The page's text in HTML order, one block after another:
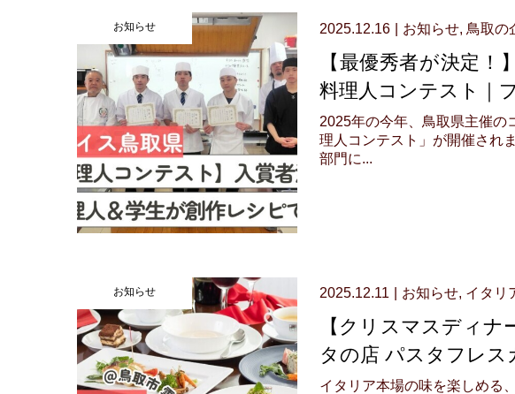
お知らせ 2025.12.16 お知らせ, 鳥取の
【最優秀者が決定
料理人コンテスト｜
2025年の今年、鳥取県主催の
理人コンテスト」が開催され
部門に...
お知らせ 2025.12.11 お知らせ, イタリ
【クリスマスディ
タの店 パスタフレス
イタリア本場の味を楽しめる